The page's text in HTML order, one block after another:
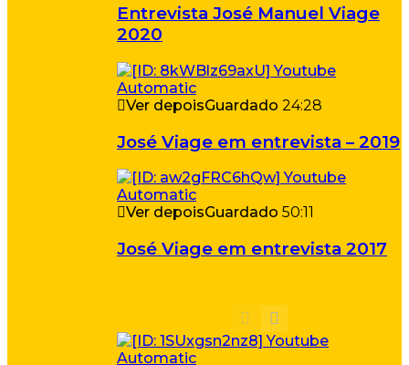
Entrevista José Manuel Viage
2020
Ver depoisGuardado 24:28
José Viage em entrevista – 2019
Ver depoisGuardado 50:11
José Viage em entrevista 2017